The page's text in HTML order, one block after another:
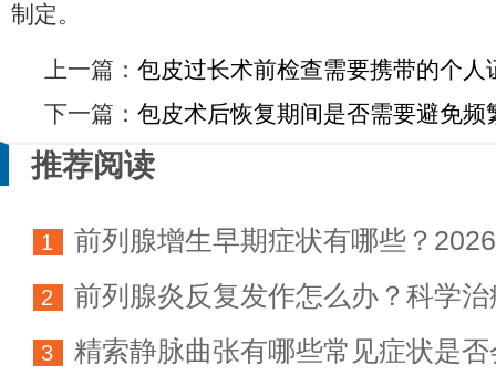
制定。
上一篇： 包皮过长术前检查需要携带的个人
下一篇： 包皮术后恢复期间是否需要避免频
推荐阅读
1
前列腺增生早期症状有哪些？
科学防治指南
2
前列腺炎反复发作怎么办？科学
方法详解
3
精索静脉曲张有哪些常见症状是